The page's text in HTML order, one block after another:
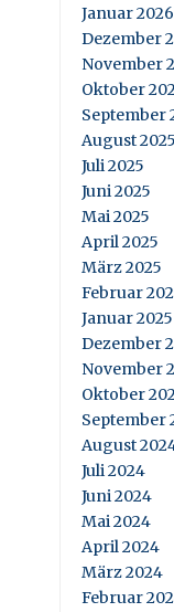
Januar 2026
Dezember
November
Oktober
September
August 2025
Juli 2025
Juni 2025
Mai 2025
April 2025
März 2025
Februar
Januar 2025
Dezember
November
Oktober
September
August
Juli 2024
Juni 2024
Mai 2024
April 2024
März 2024
Februar